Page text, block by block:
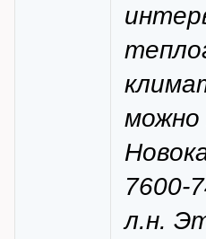
можно
7600-
л.н.